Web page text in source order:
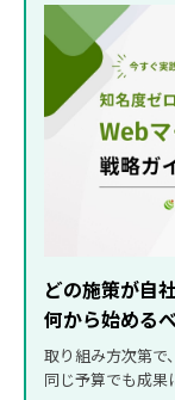
どの施策が自
何から始める
取り組み方次第で、
同じ予算でも成果